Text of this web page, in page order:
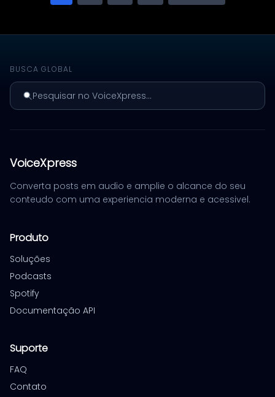
BUSCA GLOBAL
Pesquisar no VoiceXpress...
VoiceXpress
Converta posts em audio e amplie o alcance do seu
conteudo com uma experiencia moderna e acessivel.
Produto
Soluções
Podcasts
Spotify
Documentação API
Suporte
FAQ
Contato